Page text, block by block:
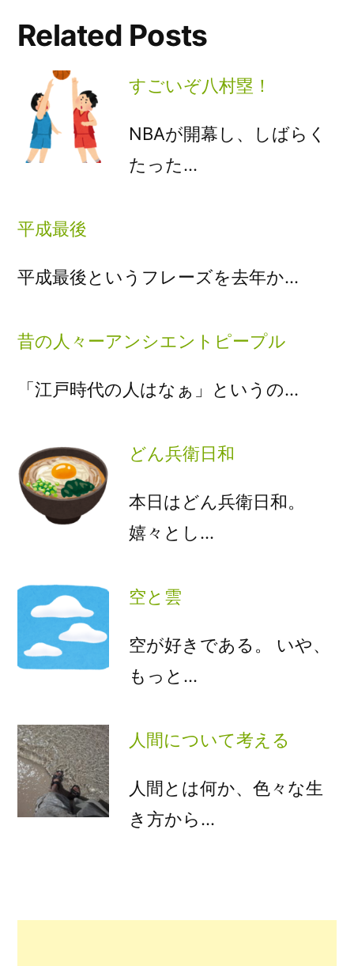
Related Posts
すごいぞ八村塁！
NBAが開幕し、しばらく
たった…
平成最後
平成最後というフレーズを去年か…
昔の人々ーアンシエントピープル
「江戸時代の人はなぁ」というの…
どん兵衛日和
本日はどん兵衛日和。
嬉々とし…
空と雲
空が好きである。 いや、
もっと…
人間について考える
人間とは何か、色々な生
き方から…